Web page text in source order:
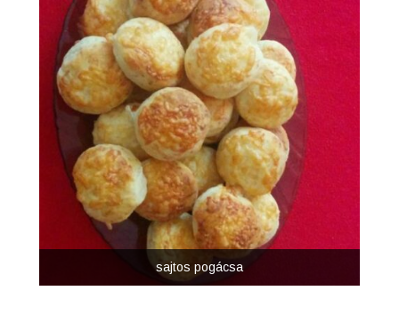
sajtos pogácsa